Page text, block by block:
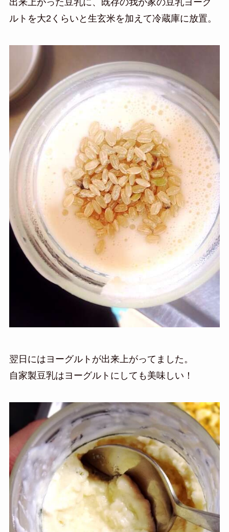
出来上がった豆乳に、既存の我が家の豆乳ヨーグ
ルトを大2くらいと生玄米を加えて冷蔵庫に放置。
翌日にはヨーグルトが出来上がってました。
自家製豆乳はヨーグルトにしても美味しい！